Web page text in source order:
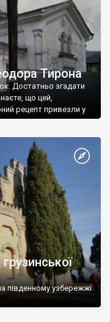
Тирона
Достатньо згадати
що цей,
рецепт привезли у
південному узбережжі